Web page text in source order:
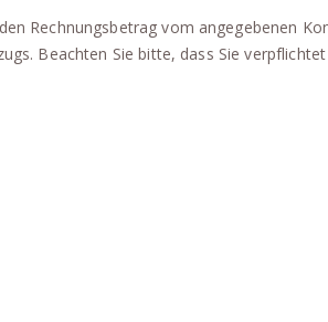
Rechnungsbetrag vom angegebenen
Beachten Sie bitte, dass Sie